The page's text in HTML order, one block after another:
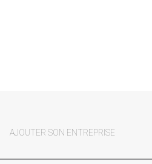
AJOUTER SON ENTREPRISE